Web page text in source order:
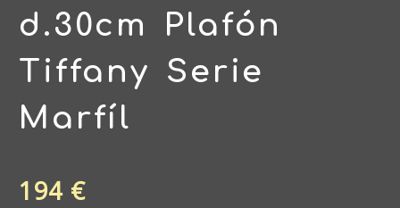
d.30cm Plafón
Tiffany Serie
Marfíl
194 €